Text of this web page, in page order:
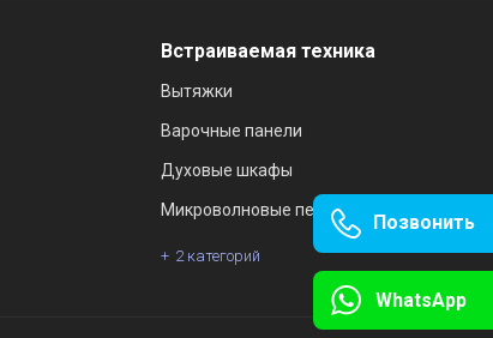
Встраиваемая техника
Вытяжки
Варочные панели
Духовые шкафы
Микроволновые печи
2 категорий
Позвонить
WhatsApp